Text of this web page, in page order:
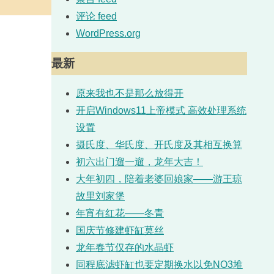
评论 feed
WordPress.org
最新
原来我也不是那么放得开
开启Windows11上帝模式 高效处理系统
设置
摄氏度、华氏度、开氏度及其相互换算
初六出门遛一遛，龙年大吉！
大年初四，陪着老婆回娘家——游王琼
故里刘家堡
年宵有红花——冬青
国庆节修建虾缸莫丝
龙年春节仅存的水晶虾
同程底滤虾缸也要定期换水以免NO3堆